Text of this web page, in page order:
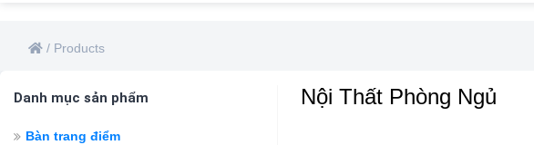
/ Products
Nội Thất Phòng Ngủ
Danh mục sản phẩm
Bàn trang điểm